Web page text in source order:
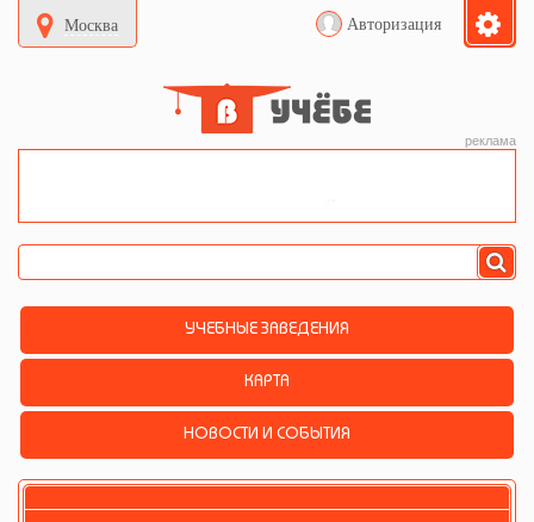
Москва Авторизация
реклама
УЧЕБНЫЕ ЗАВЕДЕНИЯ
КАРТА
НОВОСТИ И СОБЫТИЯ